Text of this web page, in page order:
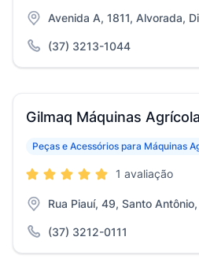
Avenida A, 1811, Alvorada,
(37) 3213-1044
Gilmaq Máquinas
Peças e Acessórios para Máquinas
1 avaliação
Rua Piauí, 49, Santo
(37) 3212-0111